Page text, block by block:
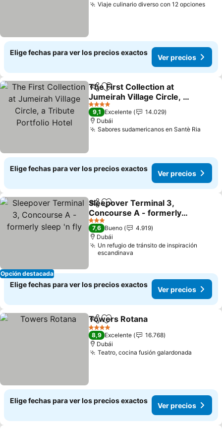
Viaje culinario diverso con 12 opciones
Elige fechas para ver los precios exactos
Ver precios
Compartir
Agregar a favoritos
The First Collection at
Jumeirah Village Circle, a
Tribute Portfolio Hotel
4 Estrellas
9,1 Excelente
14.029
Dubái
Sabores sudamericanos en Santè Ria
Elige fechas para ver los precios exactos
Ver precios
Opción destacada
CompartirAgregar a favoritos
Sleepover Terminal 3,
Concourse A - formerly
sleep 'n fly
3 Estrellas
7,6 Bueno
4.919
Dubái
Un refugio de tránsito de inspiración
escandinava
Elige fechas para ver los precios exactos
Ver precios
Compartir
Agregar a favoritos
Towers Rotana
4 Estrellas
8,9 Excelente
16.768
Dubái
Teatro, cocina fusión galardonada
Elige fechas para ver los precios exactos
Ver precios